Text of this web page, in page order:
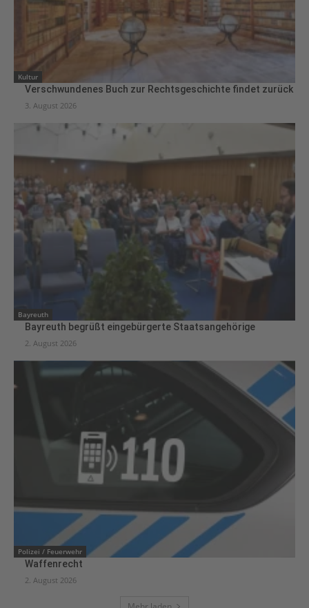
Kultur
Verschwundenes Buch zur Rechtsgeschichte findet zurück
3. August 2026
Bayreuth
Bayreuth begrüßt eingebürgerte Staatsangehörige
2. August 2026
Polizei / Feuerwehr
Waffenrecht
2. August 2026